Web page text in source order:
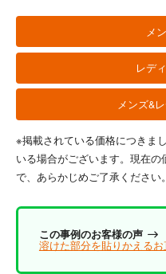
メ
レデ
メンズ&
※掲載されている価格につきま
いる場合がございます。現在
で、あらかじめご了承ください。
この事例のお客様の声
溶けた部分を貼りかえるお